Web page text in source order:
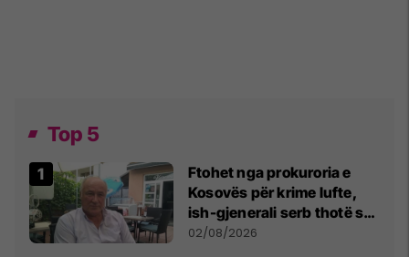
Top 5
Ftohet nga prokuroria e
Kosovës për krime lufte,
ish-gjenerali serb thotë se
dikush e tradhtoi në
02/08/2026